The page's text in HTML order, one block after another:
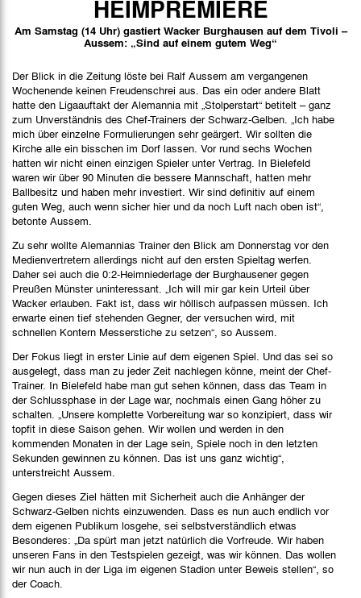
Stimmen
HEIMPREMIERE
Am Samstag (14 Uhr) gastiert Wacker Burghausen auf dem Tivoli –
Aussem: „Sind auf einem gutem Weg“
Der Blick in die Zeitung löste bei Ralf Aussem am vergangenen
Wochenende keinen Freudenschrei aus. Das ein oder andere Blatt
hatte den Ligaauftakt der Alemannia mit „Stolperstart“ betitelt – ganz
zum Unverständnis des Chef-Trainers der Schwarz-Gelben. „Ich habe
mich über einzelne Formulierungen sehr geärgert. Wir sollten die
Kirche alle ein bisschen im Dorf lassen. Vor rund sechs Wochen
hatten wir nicht einen einzigen Spieler unter Vertrag. In Bielefeld
waren wir über 90 Minuten die bessere Mannschaft, hatten mehr
Ballbesitz und haben mehr investiert. Wir sind definitiv auf einem
guten Weg, auch wenn sicher hier und da noch Luft nach oben ist“,
betonte Aussem.
Zu sehr wollte Alemannias Trainer den Blick am Donnerstag vor den
Medienvertretern allerdings nicht auf den ersten Spieltag werfen.
Daher sei auch die 0:2-Heimniederlage der Burghausener gegen
Preußen Münster uninteressant. „Ich will mir gar kein Urteil über
Wacker erlauben. Fakt ist, dass wir höllisch aufpassen müssen. Ich
erwarte einen tief stehenden Gegner, der versuchen wird, mit
schnellen Kontern Messerstiche zu setzen“, so Aussem.
Der Fokus liegt in erster Linie auf dem eigenen Spiel. Und das sei so
ausgelegt, dass man zu jeder Zeit nachlegen könne, meint der Chef-
Trainer. In Bielefeld habe man gut sehen können, dass das Team in
der Schlussphase in der Lage war, nochmals einen Gang höher zu
schalten. „Unsere komplette Vorbereitung war so konzipiert, dass wir
topfit in diese Saison gehen. Wir wollen und werden in den
kommenden Monaten in der Lage sein, Spiele noch in den letzten
Sekunden gewinnen zu können. Das ist uns ganz wichtig“,
unterstreicht Aussem.
Gegen dieses Ziel hätten mit Sicherheit auch die Anhänger der
Schwarz-Gelben nichts einzuwenden. Dass es nun auch endlich vor
dem eigenen Publikum losgehe, sei selbstverständlich etwas
Besonderes: „Da spürt man jetzt natürlich die Vorfreude. Wir haben
unseren Fans in den Testspielen gezeigt, was wir können. Das wollen
wir nun auch in der Liga im eigenen Stadion unter Beweis stellen“, so
der Coach.